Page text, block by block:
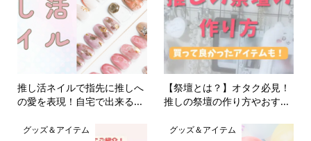
推し活ネイルで指先に推しへ
の愛を表現！自宅で出来る...
【祭壇とは？】オタク必見！
推しの祭壇の作り方やおす...
グッズ＆アイテム グッズ＆アイテム